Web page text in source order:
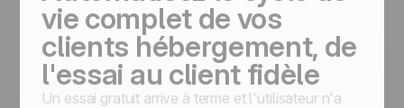
vie complet de vos
clients hébergement, de
l'essai au client fidèle
Un essai gratuit arrive à terme et l'utilisateur n'a